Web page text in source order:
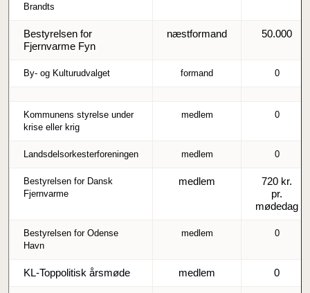
Brandts
Bestyrelsen for
Fjernvarme Fyn
næstformand 50.000
By- og Kulturudvalget formand 0
Kommunens styrelse under
krise eller krig
medlem 0
Landsdelsorkesterforeningen medlem 0
Bestyrelsen for Dansk
Fjernvarme
medlem
720 kr.
pr.
mødedag
Bestyrelsen for Odense
Havn
medlem 0
KL-Toppolitisk årsmøde medlem 0